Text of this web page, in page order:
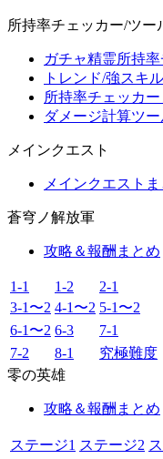
所持率チェッカー/ツー
ガチャ精霊所持
トレンド/強スキ
所持率チェッカ
ダメージ計算ツ
メインクエスト
メインクエスト
蒼穹ノ解放軍
攻略＆報酬まとめ
1-1 1-2
2-1
3-1〜2 4-1〜2 5-1〜2
6-1〜2 6-3
7-1
7-2
8-1
究極難度
零の英雄
攻略＆報酬まとめ
ステージ1 ステージ2